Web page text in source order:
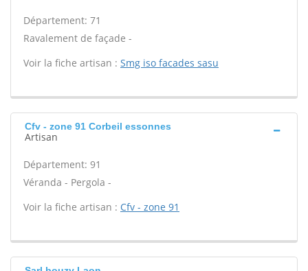
Département: 71
Ravalement de façade -
Voir la fiche artisan : Smg iso facades sasu
Cfv - zone 91 Corbeil essonnes
Artisan
Département: 91
Véranda - Pergola -
Voir la fiche artisan : Cfv - zone 91